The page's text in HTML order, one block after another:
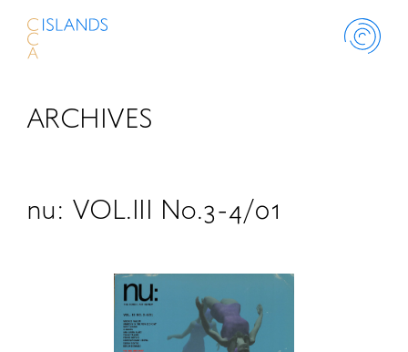
ABOUT
LIBRARY
ARCHIVES
nu: VOL.III No.3-4/01